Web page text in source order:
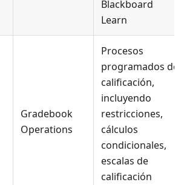
Blackboard
Learn
Gradebook
Operations
Procesos
programados de
calificación,
incluyendo
restricciones,
cálculos
condicionales,
escalas de
calificación